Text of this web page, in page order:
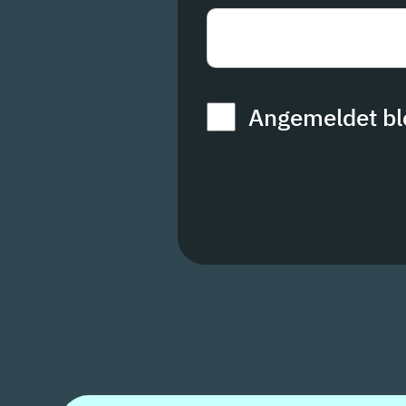
Angemeldet